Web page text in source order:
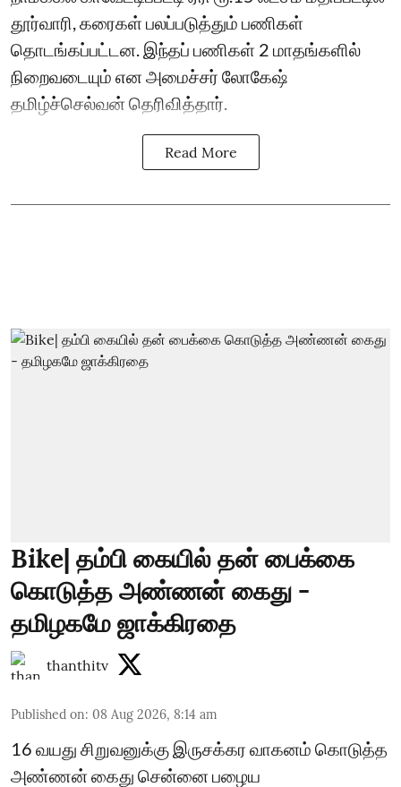
தூர்வாரி, கரைகள் பலப்படுத்தும் பணிகள்
தொடங்கப்பட்டன. இந்தப் பணிகள் 2 மாதங்களில்
நிறைவடையும் என அமைச்சர் லோகேஷ்
தமிழ்ச்செல்வன் தெரிவித்தார்.
Read More
Bike| தம்பி கையில் தன் பைக்கை
கொடுத்த அண்ணன் கைது -
தமிழகமே ஜாக்கிரதை
thanthitv
Published on: 08 Aug 2026, 8:14 am
16 வயது சிறுவனுக்கு இருசக்கர வாகனம் கொடுத்த
அண்ணன் கைது சென்னை பழைய